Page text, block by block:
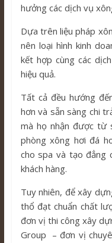
hưởng các dịch vụ
Dựa trên liệu pháp
nên loại hình kinh
kết hợp cùng các
hiệu quả.
Tất cả đều hướng
hơn và sẵn sàng chi
mà họ nhận được từ
phòng xông hơi đá
cho spa và tạo đẳng
khách hàng.
Tuy nhiên, để xây
thổ đạt chuẩn chất
đơn vị thi công xây
Group – đơn vị